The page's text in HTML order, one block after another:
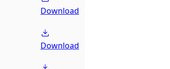
Download
Download